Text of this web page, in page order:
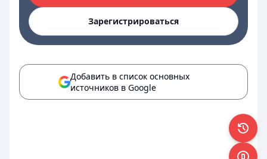
Зарегистрироваться
Добавить в список основных
источников в Google